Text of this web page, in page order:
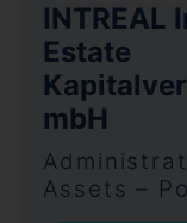
INTREAL
Estate
mbH
Assets –